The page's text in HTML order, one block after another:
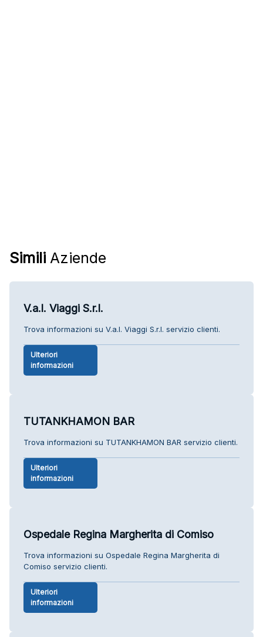
Simili Aziende
V.a.l. Viaggi S.r.l.
Trova informazioni su V.a.l. Viaggi S.r.l. servizio clienti.
Ulteriori
informazioni
TUTANKHAMON BAR
Trova informazioni su TUTANKHAMON BAR servizio clienti.
Ulteriori
informazioni
Ospedale Regina Margherita di Comiso
Trova informazioni su Ospedale Regina Margherita di
Comiso servizio clienti.
Ulteriori
informazioni